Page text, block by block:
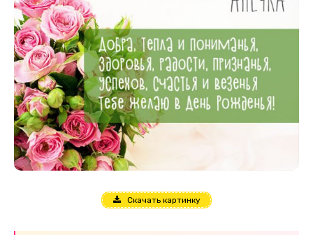
Скачать картинку